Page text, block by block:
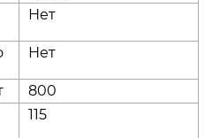
Нет
Нет
800
115